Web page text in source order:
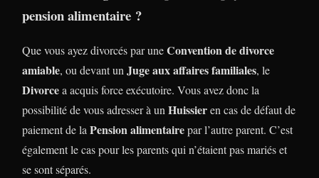
pension alimentaire ?
Que vous ayez divorcés par uneConvention de divorce
amiable, ou devant un Juge aux affaires familiales, le
Divorcea acquis force exécutoire. Vous avez donc la
possibilité de vous adresser à un Huissieren cas de défaut de
paiement de la Pension alimentairepar l’autre parent. C’est
également le cas pour les parents qui n’étaient pas mariés et
se sont séparés.